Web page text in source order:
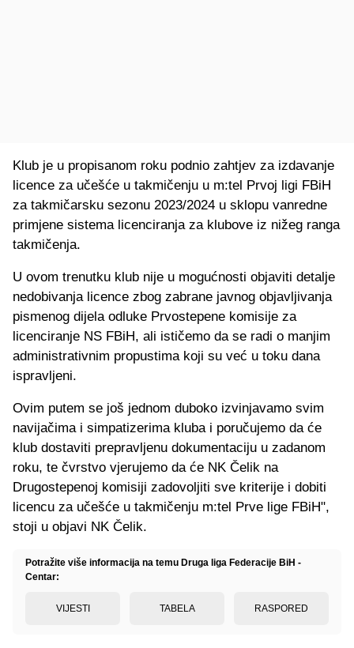
Klub je u propisanom roku podnio zahtjev za izdavanje
licence za učešće u takmičenju u m:tel Prvoj ligi FBiH
za takmičarsku sezonu 2023/2024 u sklopu vanredne
primjene sistema licenciranja za klubove iz nižeg ranga
takmičenja.
U ovom trenutku klub nije u mogućnosti objaviti detalje
nedobivanja licence zbog zabrane javnog objavljivanja
pismenog dijela odluke Prvostepene komisije za
licenciranje NS FBiH, ali ističemo da se radi o manjim
administrativnim propustima koji su već u toku dana
ispravljeni.
Ovim putem se još jednom duboko izvinjavamo svim
navijačima i simpatizerima kluba i poručujemo da će
klub dostaviti prepravljenu dokumentaciju u zadanom
roku, te čvrstvo vjerujemo da će NK Čelik na
Drugostepenoj komisiji zadovoljiti sve kriterije i dobiti
licencu za učešće u takmičenju m:tel Prve lige FBiH",
stoji u objavi NK Čelik.
Potražite više informacija na temu Druga liga Federacije BiH -
Centar:
VIJESTI TABELA RASPORED